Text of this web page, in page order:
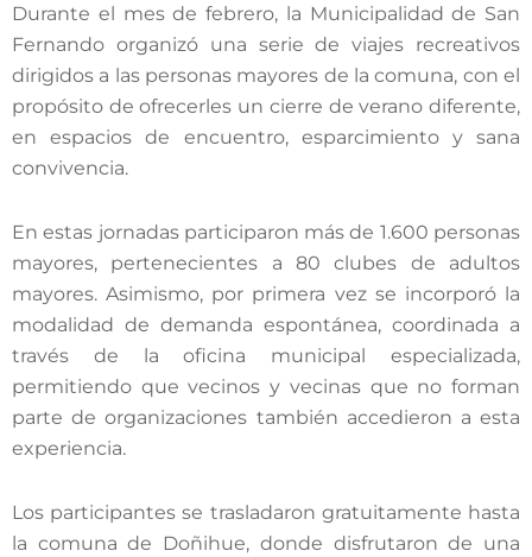
Durante el mes de febrero, la Municipalidad de San
Fernando organizó una serie de viajes recreativos
dirigidos a las personas mayores de la comuna, con el
propósito de ofrecerles un cierre de verano diferente,
en espacios de encuentro, esparcimiento y sana
convivencia.
En estas jornadas participaron más de 1.600 personas
mayores, pertenecientes a 80 clubes de adultos
mayores. Asimismo, por primera vez se incorporó la
modalidad de demanda espontánea, coordinada a
través de la oficina municipal especializada,
permitiendo que vecinos y vecinas que no forman
parte de organizaciones también accedieron a esta
experiencia.
Los participantes se trasladaron gratuitamente hasta
la comuna de Doñihue, donde disfrutaron de una